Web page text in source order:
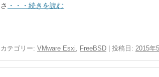
さ ・・・続きを読む
カテゴリー: VMware Esxi, FreeBSD | 投稿日: 2015年